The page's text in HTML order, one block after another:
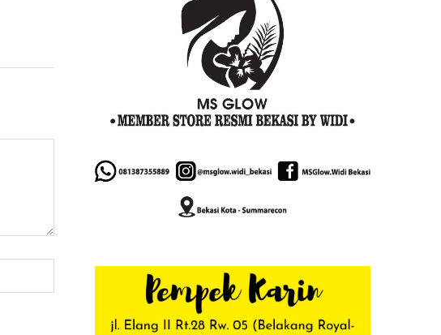
6 Agustus, 2026, 18:46